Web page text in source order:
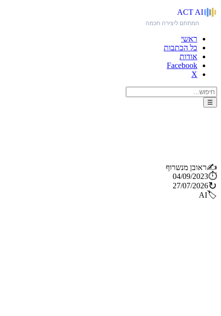
ACT AI
המתחם ליצירה חכמה
ראשי
כל הכתבות
אודות
Facebook
X
☰
✍️ראובן מנשרוף
⏱️
04/09/2023
↻
27/07/2026
🏷️
AI